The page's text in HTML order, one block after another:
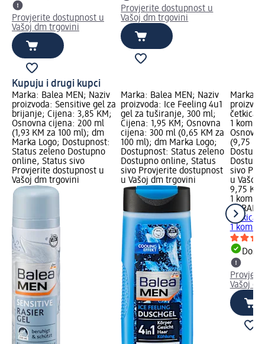
Provjerite dostupnost u
Vašoj dm trgovini
Provjerite dostupnost u
Vašoj dm trgovini
Kupuju i drugi kupci
Marka: Balea MEN; Naziv
proizvoda: Sensitive gel za
brijanje; Cijena: 3,85 KM;
Osnovna cijena: 200 ml
(1,93 KM za 100 ml); dm
Marka Logo; Dostupnost:
Status zeleno Dostupno
online, Status sivo
Provjerite dostupnost u
Vašoj dm trgovini
Marka: Balea MEN; Naziv
proizvoda: Ice Feeling 4u1
gel za tuširanje, 300 ml;
Cijena: 1,95 KM; Osnovna
cijena: 300 ml (0,65 KM za
100 ml); dm Marka Logo;
Dostupnost: Status zeleno
Dostupno online, Status
sivo Provjerite dostupnost
u Vašoj dm trgovini
Marka:
četkica
1 kom.;
(9,75
sivo
u Vašoj
9,75 KM
1 kom.
četkica
1 kom.
Vašoj